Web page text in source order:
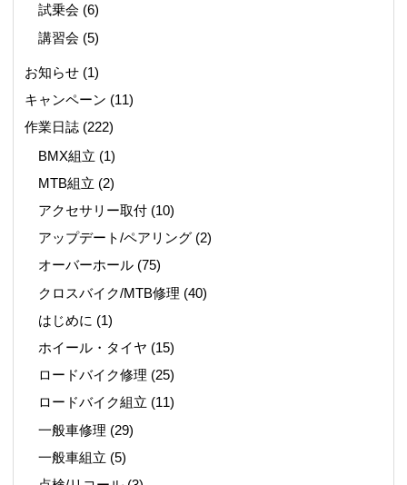
試乗会 (6)
講習会 (5)
お知らせ(1)
キャンペーン (11)
作業日誌(222)
BMX組立 (1)
MTB組立 (2)
アクセサリー取付 (10)
アップデート/ペアリング (2)
オーバーホール (75)
クロスバイク/MTB修理 (40)
はじめに (1)
ホイール・タイヤ (15)
ロードバイク修理 (25)
ロードバイク組立 (11)
一般車修理 (29)
一般車組立 (5)